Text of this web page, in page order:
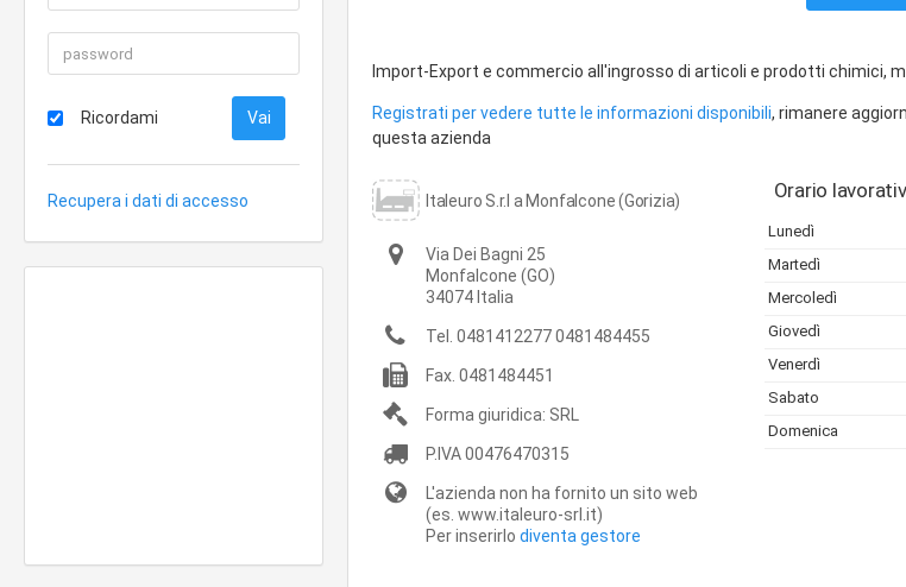
Ricordami
Recupera i dati di accesso
Import-Export e commercio all'ingrosso di articoli e prodotti chimici,
Registrati per vedere tutte le informazioni disponibili, rimanere
questa azienda
Italeuro S.r.l a Monfalcone (Gorizia)
Via Dei Bagni 25
Monfalcone (GO)
34074 Italia
Tel. 0481412277 0481484455
Fax. 0481484451
Forma giuridica: SRL
P.IVA00476470315
L'azienda non ha fornito un sito web
(es. www.italeuro-srl.it)
Per inserirlo diventa gestore
Orario
Lunedì
Martedì
Mercoledì
Giovedì
Venerdì
Sabato
Domenica